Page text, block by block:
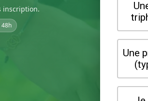
inscription.
48h